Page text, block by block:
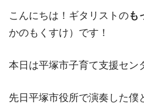
こんにちは！ギタリストのも
かのもくすけ）です！
本日は平塚市子育て支援セン
先日平塚市役所で演奏した僕